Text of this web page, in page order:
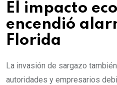
El impacto
encendió
Florida
La invasión de sargazo
autoridades y empresarios